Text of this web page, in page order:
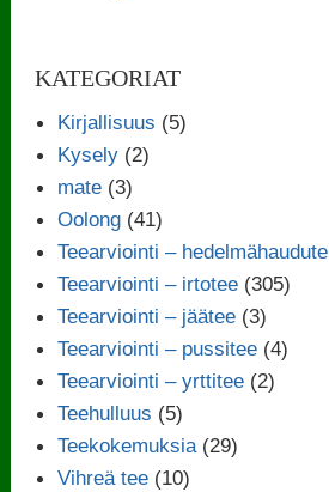
KATEGORIAT
Kirjallisuus (5)
Kysely (2)
mate (3)
Oolong (41)
Teearviointi – hedelmähaudute
Teearviointi – irtotee (305)
Teearviointi – jäätee (3)
Teearviointi – pussitee (4)
Teearviointi – yrttitee (2)
Teehulluus (5)
Teekokemuksia(29)
Vihreä tee (10)